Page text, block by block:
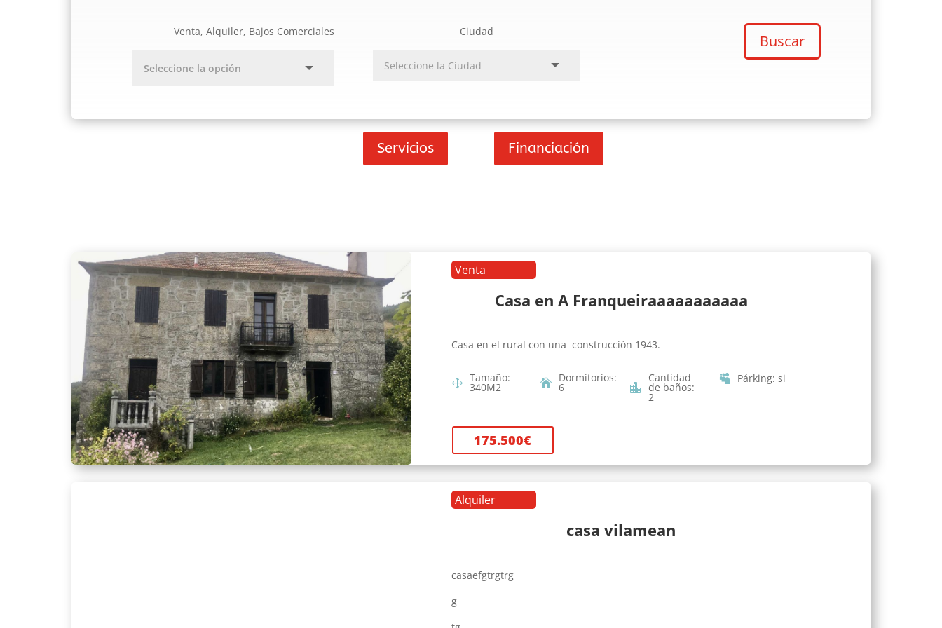
Venta, Alquiler, Bajos Comerciales Ciudad
Buscar
Servicios Financiación
Venta
Casa en A Franqueiraaaaaaaaaaa
Casa en el rural con una construcción 1943.
Tamaño:
340M2
Dormitorios:
6
Cantidad
de baños:
2
Párking:si
175.500€
Alquiler
casa vilamean
casaefgtrgtrg
g